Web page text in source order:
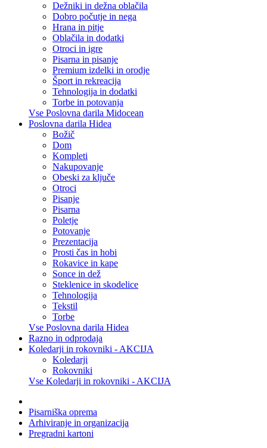
Dežniki in dežna oblačila
Dobro počutje in nega
Hrana in pitje
Oblačila in dodatki
Otroci in igre
Pisarna in pisanje
Premium izdelki in orodje
Šport in rekreacija
Tehnologija in dodatki
Torbe in potovanja
Vse Poslovna darila Midocean
Poslovna darila Hidea
Božič
Dom
Kompleti
Nakupovanje
Obeski za ključe
Otroci
Pisanje
Pisarna
Poletje
Potovanje
Prezentacija
Prosti čas in hobi
Rokavice in kape
Sonce in dež
Steklenice in skodelice
Tehnologija
Tekstil
Torbe
Vse Poslovna darila Hidea
Razno in odprodaja
Koledarji in rokovniki - AKCIJA
Koledarji
Rokovniki
Vse Koledarji in rokovniki - AKCIJA
Pisarniška oprema
Arhiviranje in organizacija
Pregradni kartoni